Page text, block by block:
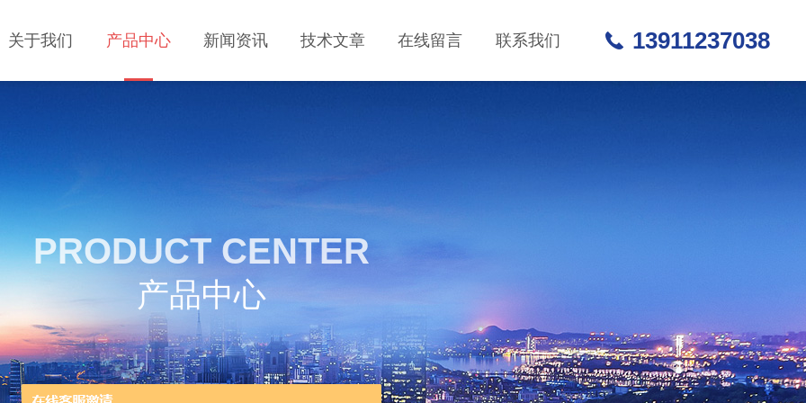
关于我们 产品中心 新闻资讯 技术文章 在线留言 联系我们 13911237038
PRODUCT CENTER
产品中心